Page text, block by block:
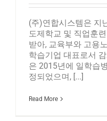
(주)연합시스템은 지
도제학교 및 직업훈
받아, 교육부와 고용
학습기업 대표로서
은 2015년에 일학습
정되었으며, [...]
Read More